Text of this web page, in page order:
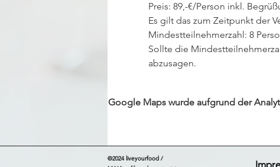
Preis: 89,-€/Person inkl.
Es gilt das zum Zeitpunkt der
Mindestteilnehmerzahl: 8
Sollte die
abzusagen.
Google Maps wurde aufgrund der
©2024 liveyourfood /